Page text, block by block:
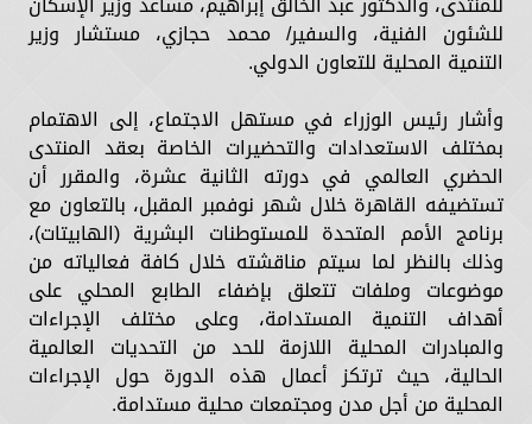
للشئون الفنية، والسفير/ محمد حجازي، مستشار وزير
التنمية المحلية للتعاون الدولي.
وأشار رئيس الوزراء في مستهل الاجتماع، إلى الاهتمام
بمختلف الاستعدادات والتحضيرات الخاصة بعقد المنتدى
الحضري العالمي في دورته الثانية عشرة، والمقرر أن
تستضيفه القاهرة خلال شهر نوفمبر المقبل، بالتعاون مع
برنامج الأمم المتحدة للمستوطنات البشرية (الهابيتات)،
وذلك بالنظر لما سيتم مناقشته خلال كافة فعالياته من
موضوعات وملفات تتعلق بإضفاء الطابع المحلي على
أهداف التنمية المستدامة، وعلى مختلف الإجراءات
والمبادرات المحلية اللازمة للحد من التحديات العالمية
الحالية، حيث ترتكز أعمال هذه الدورة حول الإجراءات
المحلية من أجل مدن ومجتمعات محلية مستدامة.